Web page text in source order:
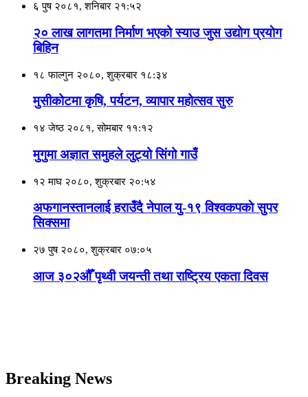
६ पुष २०८१, शनिबार २१:५२
२० लाख लागतमा निर्माण भएको स्याउ जुस उद्योग प्रयाेग
बिहिन
१८ फाल्गुन २०८०, शुक्रबार १८:३४
मुसीकोटमा कृषि, पर्यटन, व्यापार महोत्सव सुरु
१४ जेष्ठ २०८१, सोमबार ११:१२
मुगुमा अज्ञात समुहले लुट्यो सिंगो गाउँ
१२ माघ २०८०, शुक्रबार २०:५४
अफगानस्तानलाई हराउँदै नेपाल यु-१९ विश्वकपकाे सुपर
सिक्समा
२७ पुष २०८०, शुक्रबार ०७:०५
आज ३०२औँ पृथ्वी जयन्ती तथा राष्ट्रिय एकता दिवस
Breaking News